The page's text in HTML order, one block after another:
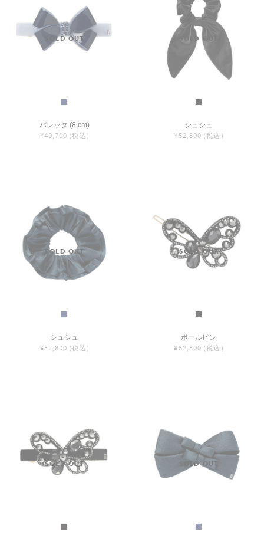
バレッタ (8 cm)
¥40,700 (税込)
シュシュ
¥52,800 (税込)
シュシュ
¥52,800 (税込)
ボールピン
¥52,800 (税込)